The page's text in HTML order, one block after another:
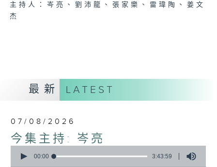
主持人：岑亮、劉沛龍、張家樂、雷瑋陶、姜文
杰
最新 LATEST
07/08/2026
今集主持: 岑亮
seconds
00:00 3:43:59